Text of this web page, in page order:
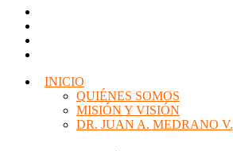
INICIO
QUIÉNES SOMOS
MISIÓN Y VISIÓN
DR. JUAN A. MEDRANO V.